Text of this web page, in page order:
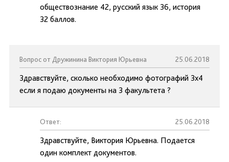
обществознание 42, русский язык 36, история
32 баллов.
Вопрос от Дружинина Виктория Юрьевна 25.06.2018
Здравствуйте, сколько необходимо фотографий 3х4
если я подаю документы на 3 факультета ?
Ответ: 25.06.2018
Здравствуйте, Виктория Юрьевна. Подается
один комплект документов.